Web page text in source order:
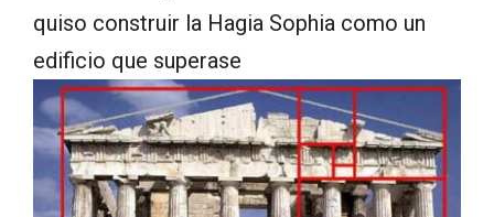
quiso construir la Hagia Sophia como un
edificio que superase